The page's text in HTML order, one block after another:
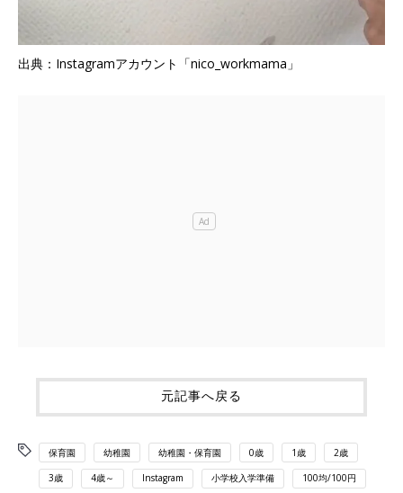
出典：Instagramアカウント「nico_workmama」
元記事へ戻る
保育園 幼稚園 幼稚園・保育園 0歳 1歳 2歳
3歳 4歳～ Instagram 小学校入学準備 100均/100円